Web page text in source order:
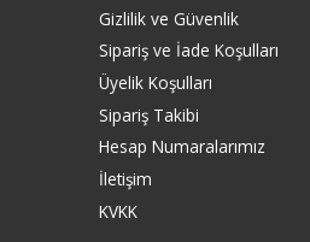
Gizlilik ve Güvenlik
Sipariş ve İade Koşulları
Üyelik Koşulları
Sipariş Takibi
Hesap Numaralarımız
İletişim
KVKK